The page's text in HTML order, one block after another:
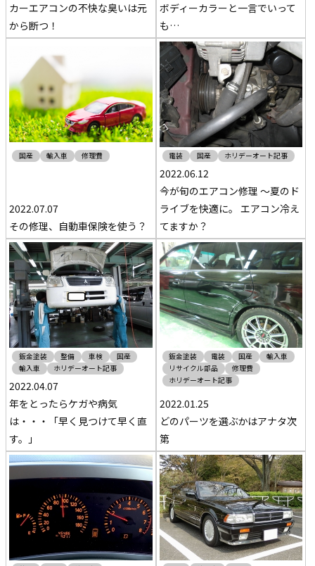
カーエアコンの不快な臭いは元
から断つ！
ボディーカラーと一言でいって
も…
国産 輸入車 修理費
2022.07.07
その修理、自動車保険を使う？
電装 国産 ホリデーオート記事
2022.06.12
今が旬のエアコン修理 ～夏のド
ライブを快適に。 エアコン冷え
てますか？
鈑金塗装 整備 車検
国産
輸入車
ホリデーオート記事
2022.04.07
年をとったらケガや病気
は・・・「早く見つけて早く直
す。」
鈑金塗装 電装 国産
輸入車
リサイクル部品
修理費
ホリデーオート記事
2022.01.25
どのパーツを選ぶかはアナタ次
第